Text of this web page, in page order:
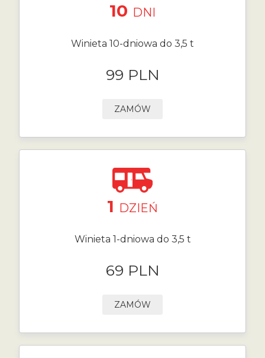
10 DNI
Winieta 10-dniowa do 3,5 t
99 PLN
ZAMÓW
1 DZIEŃ
Winieta 1-dniowa do 3,5 t
69 PLN
ZAMÓW